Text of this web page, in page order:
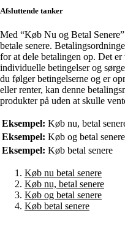
Afsluttende tanker
Med “Køb Nu og Betal
betale senere.
for at dele betalingen op. Det
individuelle betingelser og
du følger betingelserne og er
eller renter, kan denne
produkter på uden at skulle
Eksempel: Køb nu, betal
Eksempel: Køb og betal senere
Eksempel: Køb betal senere
Køb nu betal senere
Køb nu, betal senere
Køb og betal senere
Køb betal senere